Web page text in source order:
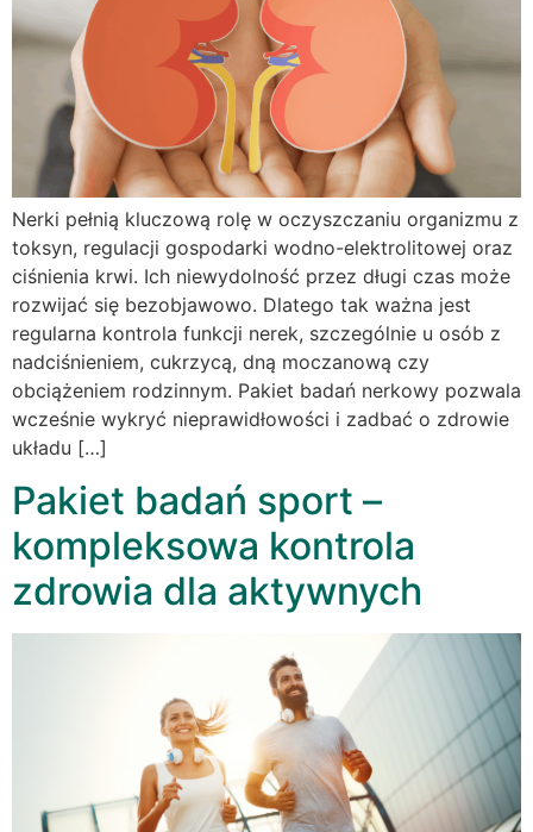
Nerki pełnią kluczową rolę w oczyszczaniu organizmu z
toksyn, regulacji gospodarki wodno-elektrolitowej oraz
ciśnienia krwi. Ich niewydolność przez długi czas może
rozwijać się bezobjawowo. Dlatego tak ważna jest
regularna kontrola funkcji nerek, szczególnie u osób z
nadciśnieniem, cukrzycą, dną moczanową czy
obciążeniem rodzinnym. Pakiet badań nerkowy pozwala
wcześnie wykryć nieprawidłowości i zadbać o zdrowie
układu […]
Pakiet badań sport –
kompleksowa kontrola
zdrowia dla aktywnych